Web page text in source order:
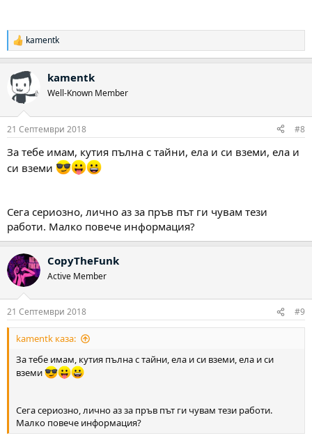
Р
е
к
ц
и
kamentk
kamentk
Well-Known Member
21 Септември 2018 #8
За тебе имам, кутия пълна с тайни, ела и си вземи, ела и
си вземи
Сега сериозно, лично аз за пръв път ги чувам тези
работи. Малко повече информация?
CopyTheFunk
Active Member
21 Септември 2018 #9
kamentk каза:
За тебе имам, кутия пълна с тайни, ела и си вземи, ела и си
вземи
Сега сериозно, лично аз за пръв път ги чувам тези работи.
Малко повече информация?